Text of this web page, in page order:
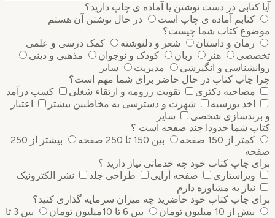
کتابی در دست نوشتن یا آماده ی چاپ دارید؟
کتابم آماده ی چاپ است
در حال نوشتن آن هستم
کتاب شما چیست؟
رمان و داستان
شعر و دلنوشته
کمک درسی و علمی
هنر زبان کودک و نوجوان
مذهبی و دینی
و انگیزشی
مدیریت
سایر
چاپ کتاب در حال حاضر برای شما مهم است؟
مصاحبه دکتری
تقویت رزومه و ارتقاء شغلی
کسب درآمد
اخذ بورسیه
شهرت و دسترسی به مخاطبین بیشتر
اعتبار
شخصی
سایر
شما حدودا چند صفحه است ؟
کمتر از 150 صفحه
بین 150 تا 250 صفحه
بیشتر از 250
چاپ کتاب خود چه خدماتی نیاز دارید ؟
ویراستاری
صفحه آرایی طراحی جلد
نشر الکترونیک
نیاز به مشاوره دارم
چاپ کتاب خود حاضرید چه میزان سرمایه گذاری ‌کنید؟
بیش از 10 میلیون تومان
بین 6 تا 10میلیون تومان
بین 3 تا